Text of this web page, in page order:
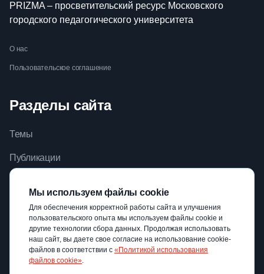
PRIZMA – просветительский ресурс Московского
городского педагогического университета
О нас
Пользовательское соглашение
Разделы сайта
Темы
Публикации
Библиотека
Авторы
Мы используем файлы cookie
Для обеспечения корректной работы сайта и улучшения
пользовательского опыта мы используем файлы cookie и
другие технологии сбора данных. Продолжая использовать
наш сайт, вы даете свое согласие на использование cookie-
файлов в соответствии с «Политикой использования
файлов cookie».